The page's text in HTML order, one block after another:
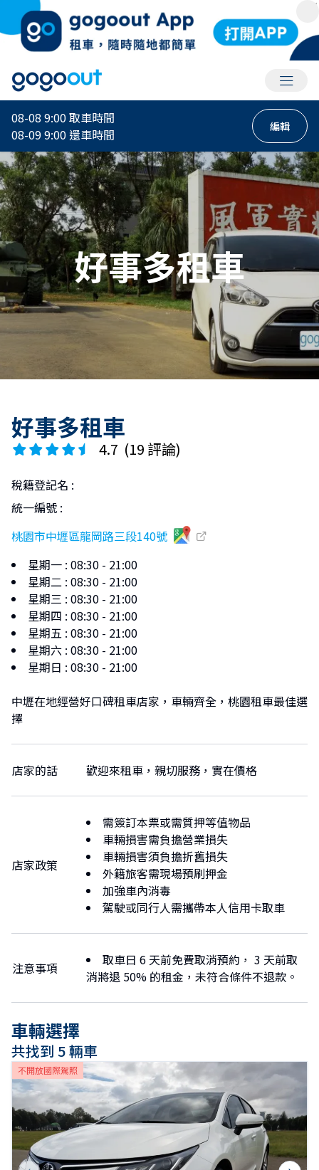
會員選
08-08 9:00取車時間
08-09 9:00還車時間 編輯
好事多租車
好事多租車
4.7 (19 評論)
稅籍登記名 :
統一編號 :
桃園市中壢區龍岡路三段140號
星期一 : 08:30 - 21:00
星期二 : 08:30 - 21:00
星期三 : 08:30 - 21:00
星期四 : 08:30 - 21:00
星期五 : 08:30 - 21:00
星期六 : 08:30 - 21:00
星期日 : 08:30 - 21:00
中壢在地經營好口碑租車店家，車輛齊全，桃園租車最佳選
擇
店家的話 歡迎來租車，親切服務，實在價格
店家政策
需簽訂本票或需質押等值物品
車輛損害需負擔營業損失
車輛損害須負擔折舊損失
外籍旅客需現場預刷押金
加強車內消毒
駕駛或同行人需攜帶本人信用卡取車
注意事項
取車日 6 天前免費取消預約， 3 天前取
消將退 50% 的租金，未符合條件不退款。
車輛選擇
共找到 5 輛車
不開放國際駕照